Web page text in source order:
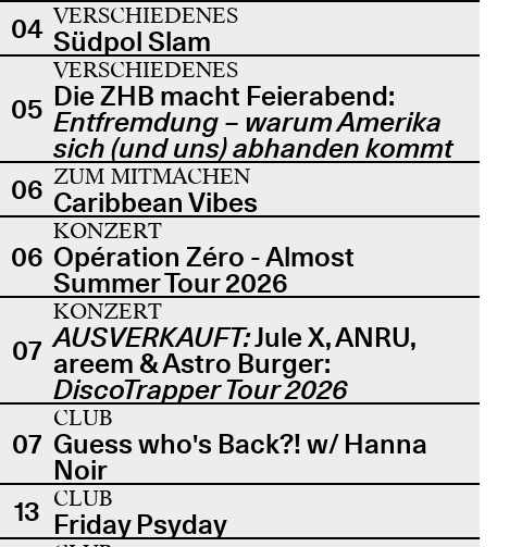
04 VERSCHIEDENES
Südpol Slam
05
VERSCHIEDENES
Die ZHB macht Feierabend:
Entfremdung – warum Amerika
sich (und uns) abhanden kommt
06 ZUM MITMACHEN
Caribbean Vibes
06
KONZERT
Opération Zéro - Almost
Summer Tour 2026
07
KONZERT
AUSVERKAUFT:Jule X, ANRU,
areem & Astro Burger:
DiscoTrapper Tour 2026
07
CLUB
Guess who's Back?! w/ Hanna
Noir
13 CLUB
Friday Psyday